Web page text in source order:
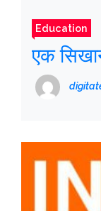
Education